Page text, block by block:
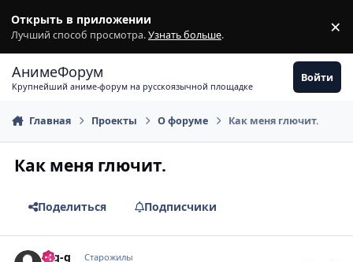
Открыть в приложении
Лучший способ просмотра.Узнать больше. ×
АнимеФорум
Крупнейший аниме-форум на русскоязычной площадке
Войти
Главная Проекты О форуме Как меня глючит.
Как меня глючит.
Поделиться Подписчики
q-q-q Старожилы